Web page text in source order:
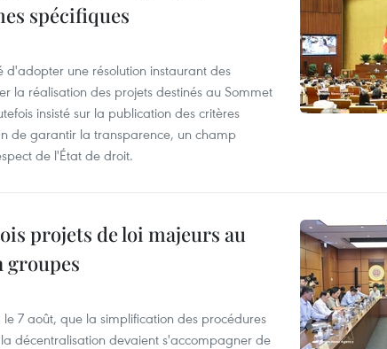
spécifiques
d'adopter une résolution instaurant des
la réalisation des projets destinés au Sommet
insisté sur la publication des critères
de garantir la transparence, un champ
de l'État de droit.
projets de loi majeurs au
groupes
7 août, que la simplification des procédures
décentralisation devaient s'accompagner de